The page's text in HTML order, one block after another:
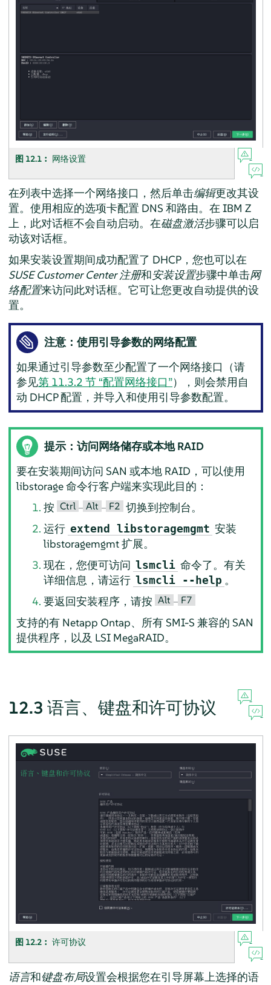
图 12.1︰ 网络设置
在列表中选择一个网络接口，然后单击编辑更改其设
置。使用相应的选项卡配置 DNS 和路由。在 IBM Z
上，此对话框不会自动启动。在磁盘激活步骤可以启
动该对话框。
如果安装设置期间成功配置了 DHCP，您也可以在
SUSE Customer Center 注册和安装设置步骤中单击网
络配置来访问此对话框。它可让您更改自动提供的设
置。
注意：使用引导参数的网络配置
如果通过引导参数至少配置了一个网络接口（请
参见第 11.3.2 节 “配置网络接口”），则会禁用自
动 DHCP 配置，并导入和使用引导参数配置。
提示：访问网络储存或本地 RAID
要在安装期间访问 SAN 或本地 RAID，可以使用
libstorage 命令行客户端来实现此目的：
按 Ctrl – Alt – F2 切换到控制台。
运行 extend libstoragemgmt 安装
libstoragemgmt 扩展。
现在，您便可访问 lsmcli 命令了。有关
详细信息，请运行 lsmcli --help 。
要返回安装程序，请按 Alt – F7
支持的有 Netapp Ontap、所有 SMI-S 兼容的 SAN
提供程序，以及 LSI MegaRAID。
12.3 语言、键盘和许可协议
图 12.2︰ 许可协议
语言和键盘布局设置会根据您在引导屏幕上选择的语